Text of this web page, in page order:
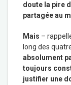
doute la pire
partagée au
Mais –
long des
absolument
toujours
justifier une